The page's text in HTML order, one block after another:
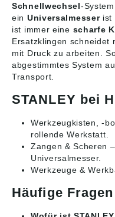
Schnellwechsel-
ein Universalmesserist
ist immer eine scharfe
Ersatzklingen schneidet
mit Druck zu arbeiten.
abgestimmtes System
Transport.
STANLEY bei
Werkzeugkisten, -
rollende Werkstatt.
Zangen & Scheren
Universalmesser.
Werkzeuge &
Häufige